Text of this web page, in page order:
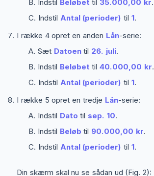
Indstil Beløbet til 35.000,00 kr.
Indstil Antal (perioder) til 1.
I række 4 opret en anden Lån-serie:
Sæt Datoentil 26. juli.
Indstil Beløbet til40.000,00 kr.
Indstil Antal (perioder) til 1.
I række 5 opret en tredje Lån-serie:
Indstil Dato til sep. 10.
Indstil Beløb til 90.000,00 kr.
Indstil Antal (perioder) til 1.
Din skærm skal nu se sådan ud (Fig. 2):